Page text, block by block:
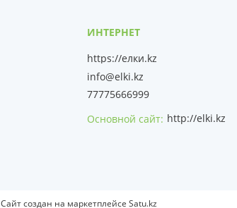
https://елки.kz
info@elki.kz
77775666999
Основной сайт http://elki.kz
Сайт создан на маркетплейсе Satu.kz